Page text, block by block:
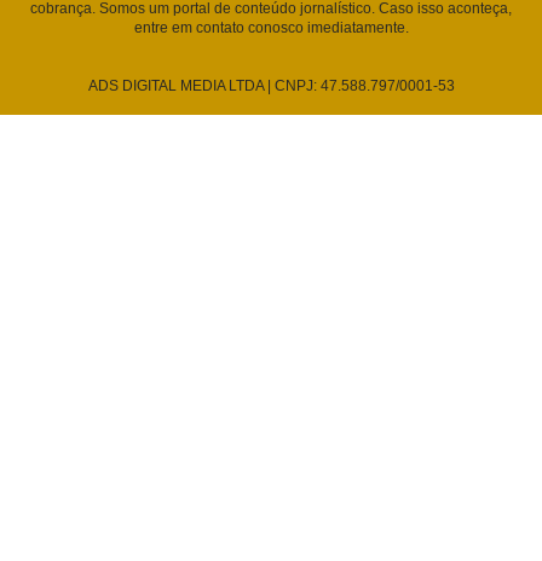
cobrança. Somos um portal de conteúdo jornalístico. Caso isso aconteça,
entre em contato conosco imediatamente.
ADS DIGITAL MEDIA LTDA | CNPJ: 47.588.797/0001-53